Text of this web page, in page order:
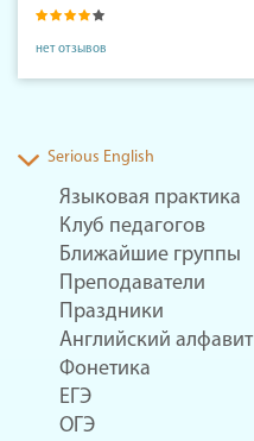
нет отзывов
Serious English
Языковая практика
Клуб педагогов
Ближайшие группы
Преподаватели
Праздники
Английский алфавит
Фонетика
ЕГЭ
ОГЭ